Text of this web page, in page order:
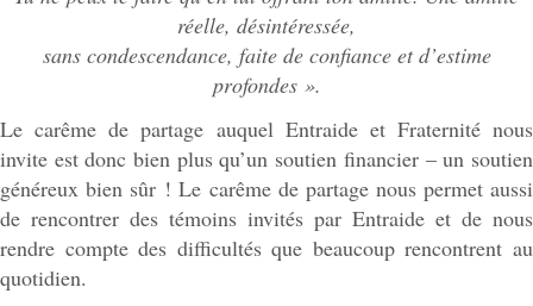
réelle, désintéressée,
sans condescendance, faite de confiance et d’estime
profondes ».
Le carême de partage auquel Entraide et Fraternité nous
invite est donc bien plus qu’un soutien financier – un soutien
généreux bien sûr ! Le carême de partage nous permet aussi
de rencontrer des témoins invités par Entraide et de nous
rendre compte des difficultés que beaucoup rencontrent au
quotidien.